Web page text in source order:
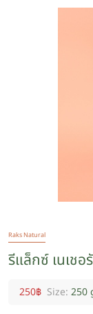
Raks Natural
รีแล็กซ์ เนเช
250฿ Size: 250